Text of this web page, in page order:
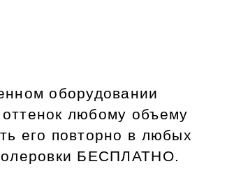
оборудовании
любому объему
его повторно в любых
БЕСПЛАТНО.